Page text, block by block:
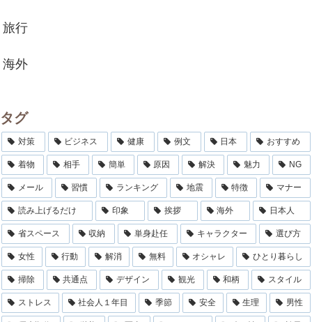
旅行
海外
タグ
対策 ビジネス 健康 例文 日本 おすすめ
着物 相手 簡単 原因 解決 魅力 NG
メール 習慣 ランキング 地震 特徴 マナー
読み上げるだけ 印象 挨拶 海外 日本人
省スペース 収納 単身赴任 キャラクター 選び方
女性 行動 解消 無料 オシャレ ひとり暮らし
掃除 共通点 デザイン 観光 和柄 スタイル
ストレス 社会人１年目 季節 安全 生理 男性